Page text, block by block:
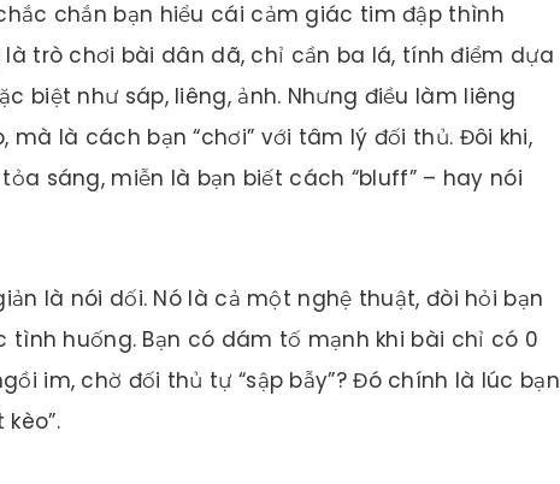
chắn bạn hiểu cái cảm giác tim đập thình
trò chơi bài dân dã, chỉ cần ba lá, tính điểm dựa
biệt như sáp, liêng, ảnh. Nhưng điều làm liêng
mà là cách bạn “chơi” với tâm lý đối thủ. Đôi khi,
sáng, miễn là bạn biết cách “bluff” – hay nói
là nói dối. Nó là cả một nghệ thuật, đòi hỏi bạn
tình huống. Bạn có dám tố mạnh khi bài chỉ có 0
im, chờ đối thủ tự “sập bẫy”? Đó chính là lúc bạn